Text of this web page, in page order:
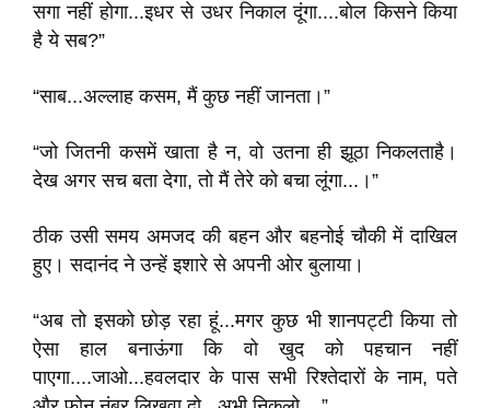
सगा नहीं होगा...इधर से उधर निकाल दूंगा....बोल किसने किया
है ये सब?”
“साब...अल्लाह कसम, मैं कुछ नहीं जानता।”
“जो जितनी कसमें खाता है न, वो उतना ही झूठा निकलताहै।
देख अगर सच बता देगा, तो मैं तेरे को बचा लूंगा...।”
ठीक उसी समय अमजद की बहन और बहनोई चौकी में दाखिल
हुए। सदानंद ने उन्हें इशारे से अपनी ओर बुलाया।
“अब तो इसको छोड़ रहा हूं...मगर कुछ भी शानपट्टी किया तो
ऐसा हाल बनाऊंगा कि वो खुद को पहचान नहीं
पाएगा....जाओ...हवलदार के पास सभी रिश्तेदारों के नाम, पते